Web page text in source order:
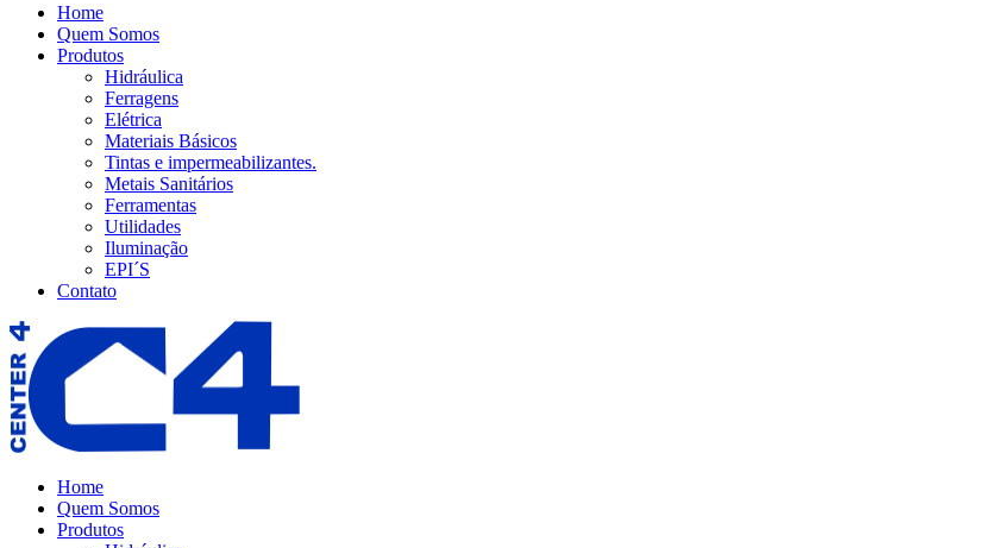
Home
Quem Somos
Produtos
Hidráulica
Ferragens
Elétrica
Materiais Básicos
Tintas e impermeabilizantes.
Metais Sanitários
Ferramentas
Utilidades
Iluminação
EPI´S
Contato
Home
Quem Somos
Produtos